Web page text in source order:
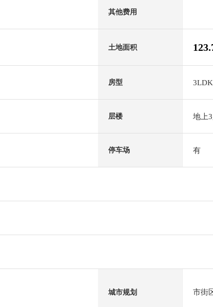
其他费用
土地面积
房型 3LDK
层楼 地上
停车场 有
城市规划 市街